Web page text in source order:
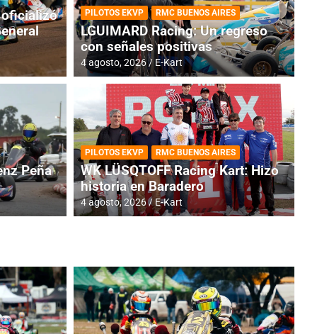
Horarios para la
oficializó
Peña
PILOTOS EKVP RMC BUENOS AIRES
LGUIMARD Racing: Un regreso
con señales positivas
4 agosto, 2026 E-Kart
PILOTOS EKVP RMC BUENOS AIRES
WK LÜSQTOFF Racing Kart: Hizo
historia en Baradero
4 agosto, 2026 E-Kart